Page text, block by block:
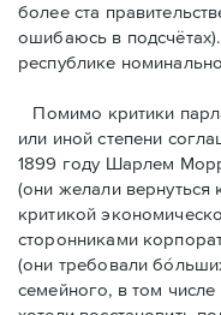
более ста
ошибаюсь в
республике
Помимо критики
или иной степени
1899 году Шарлем
(они желали
критикой
сторонниками
(они требовали
семейного, в том числе